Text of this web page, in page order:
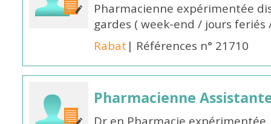
Pharmacienne expérimentée
gardes ( week-end / jours
Rabat | Références n° 21710
Pharmacienne